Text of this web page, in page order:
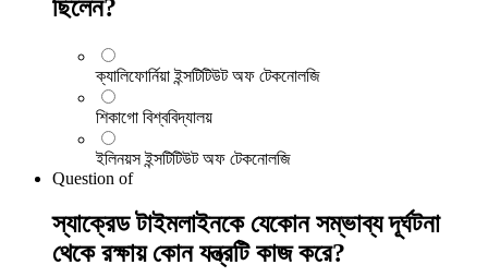
ছিলেন?
ক্যালিফোর্নিয়া ইন্সটিটিউট অফ টেকনোলজি
শিকাগো বিশ্ববিদ্যালয়
ইলিনয়স ইন্সটিটিউট অফ টেকনোলজি
Question of
স্যাক্রেড টাইমলাইনকে যেকোন সম্ভাব্য দূর্ঘটনা
থেকে রক্ষায় কোন যন্ত্রটি কাজ করে?